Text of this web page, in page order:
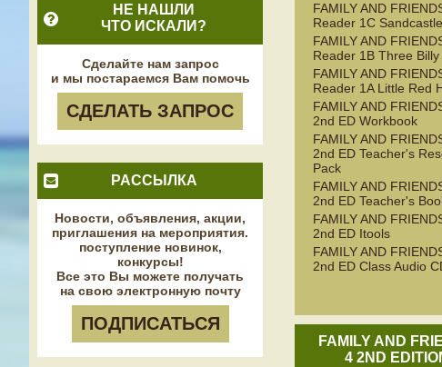
НЕ НАШЛИ
ЧТО ИСКАЛИ?
Сделайте нам запрос
и мы постараемся Вам помочь
СДЕЛАТЬ ЗАПРОС
РАССЫЛКА
Новости, объявления, акции,
приглашения на мероприятия.
поступление новинок,
конкурсы!
Все это Вы можете получать
на свою электронную почту
ПОДПИСАТЬСЯ
FAMILY AND
Reader 1C Sandcastle
FAMILY AND
Reader 1B Three
FAMILY AND
Reader 1A Little Red
FAMILY AND
2nd ED Workbook
FAMILY AND
2nd ED Teacher's
Pack
FAMILY AND
2nd ED Teacher's
FAMILY AND
2nd ED Itools
FAMILY AND
2nd ED Class Audio
FAMILY AND
4 2ND